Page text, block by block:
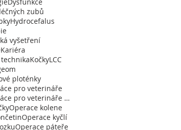
zubů
Hydrocefalus
vyšetření
Kariéra
KočkyLCC
ploténky
pro veterináře
Nabídka práce pro veterináře a absolventy
Operace kolene
Operace kyčlí
Operace páteře